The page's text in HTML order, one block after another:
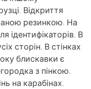
Відкриття
резинкою. На
ідентифікаторів. В
сторін. В стінках
блискавки є
з пінкою.
на карабінах.